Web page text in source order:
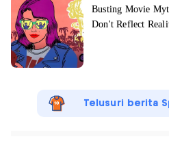
Telusuri berita